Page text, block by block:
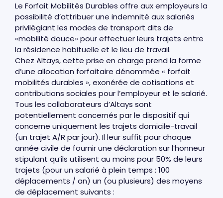
Le Forfait Mobilités Durables offre aux employeurs la
possibilité d’attribuer une indemnité aux salariés
privilégiant les modes de transport dits de
«mobilité douce» pour effectuer leurs trajets entre
la résidence habituelle et le lieu de travail.
Chez Altays, cette prise en charge prend la forme
d’une allocation forfaitaire dénommée « forfait
mobilités durables », exonérée de cotisations et
contributions sociales pour l’employeur et le salarié.
Tous les collaborateurs d’Altays sont
potentiellement concernés par le dispositif qui
concerne uniquement les trajets domicile-travail
(un trajet A/R par jour). Il leur suffit pour chaque
année civile de fournir une déclaration sur l’honneur
stipulant qu’ils utilisent au moins pour 50% de leurs
trajets (pour un salarié à plein temps : 100
déplacements / an) un (ou plusieurs) des moyens
de déplacement suivants :